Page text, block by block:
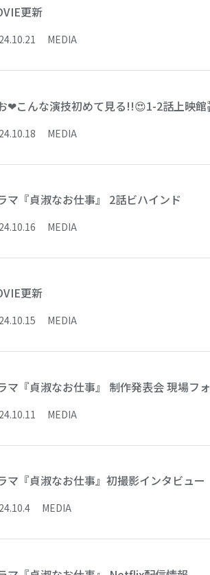
更新
.10.21 MEDIA
❤こんな演技初めて見る!!😍1-2話上映館
.10.18 MEDIA
マ『貞淑なお仕事』 2話ビハインド
.10.16 MEDIA
更新
.10.15 MEDIA
マ『貞淑なお仕事』 制作発表会 現場フ
.10.11 MEDIA
マ『貞淑なお仕事』初撮影インタビュー
.10.4 MEDIA